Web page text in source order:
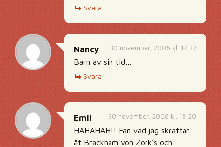
Svara
30 november, 2006 kl. 17:37
Nancy
Barn av sin tid…
Svara
30 november, 2006 kl. 18:20
Emil
HAHAHAH!! Fan vad jag skrattar
åt Brackham von Zork’s och